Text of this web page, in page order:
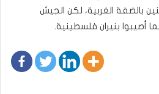
بالضفة الغربية، لكن الجيش
أصيبوا بنيران فلسطينية.